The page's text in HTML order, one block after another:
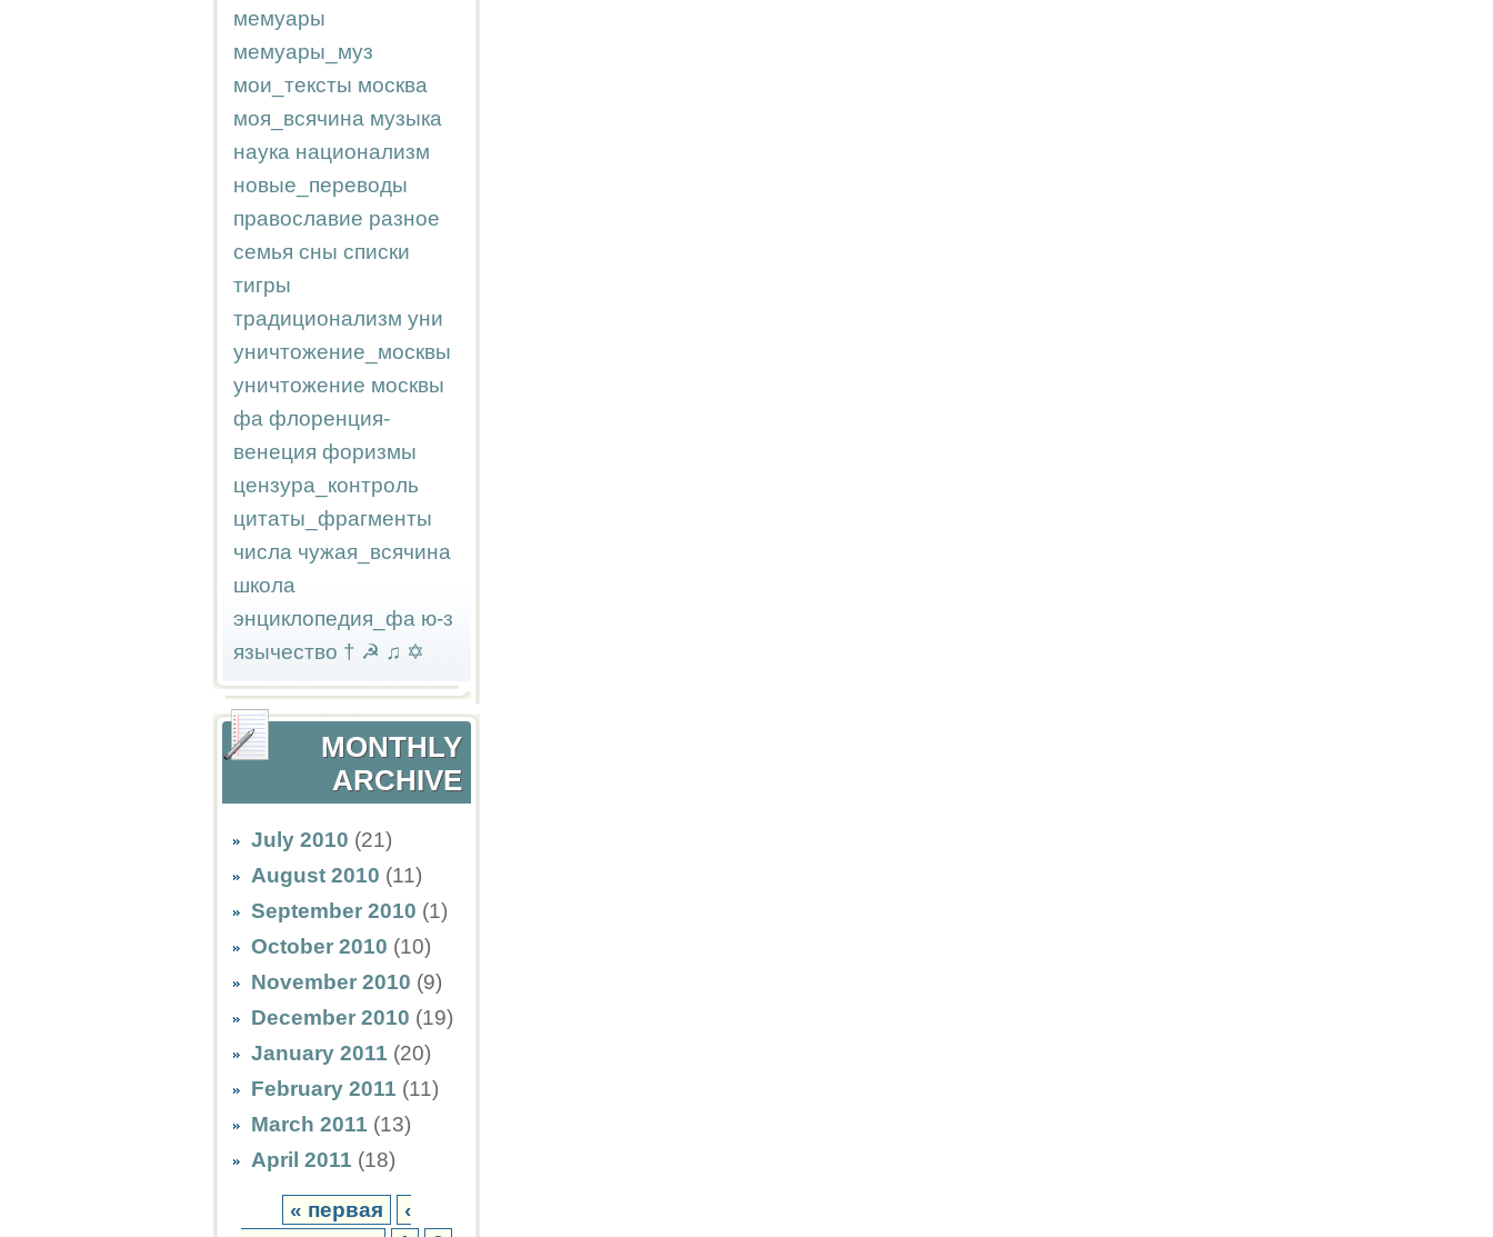
мемуары
мемуары_муз
мои_тексты москва
моя_всячина музыка
наука национализм
новые_переводы
православие разное
семья сны списки
тигры
традиционализм уни
уничтожение_москвы
уничтожение москвы
фа флоренция-
венеция форизмы
цензура_контроль
цитаты_фрагменты
числа чужая_всячина
школа
энциклопедия_фа ю-з
язычество † ☭ ♫ ✡
MONTHLY
ARCHIVE
July 2010 (21)
August 2010 (11)
September 2010 (1)
October 2010 (10)
November 2010 (9)
December 2010 (19)
January 2011 (20)
February 2011 (11)
March 2011 (13)
April 2011 (18)
« первая
‹